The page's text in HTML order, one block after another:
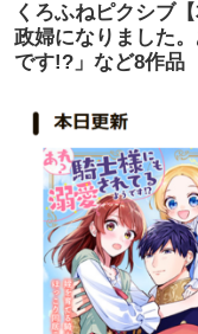
くろふねピクシブ
政婦になりました
です!?」など8作品